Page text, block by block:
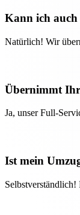
Kann ich auch
Natürlich! Wir
Übernimmt Ihr
Ja, unser Full-
Ist mein
Selbstverständlich!